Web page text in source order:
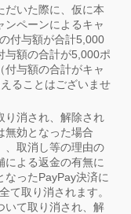
だいた際に、仮に本
ンペーンによるキャ
付与額が合計5,000
与額の合計が5,000ポ
付与額の合計がキャ
ることはございませ
り消され、解除され
無効となった場合
、取消し等の理由の
による返金の有無に
なったPayPay決済に
て取り消されます。
いて取り消され、解